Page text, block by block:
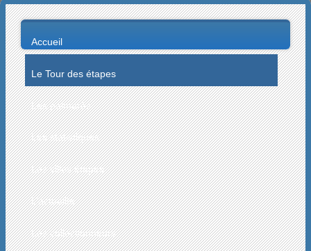
Accueil
Le Tour des étapes
Les palmarès
Les statistiques
Les villes étapes
L’actualité
Les collectionneurs